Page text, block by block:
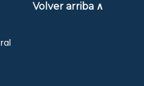
Volver arriba ∧